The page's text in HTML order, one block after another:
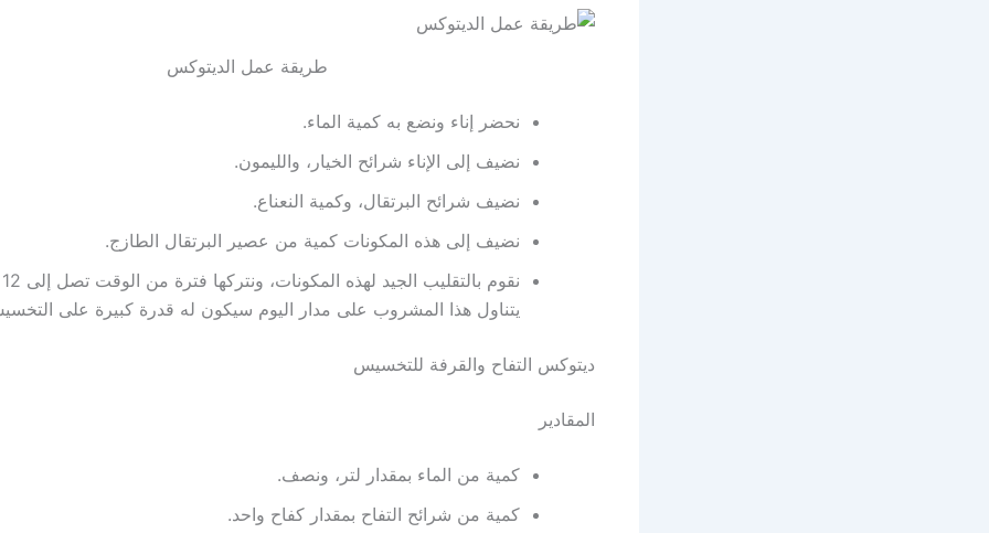
طريقة عمل الديتوكس
نحضر إناء ونضع به كمية الماء.
نضيف إلى الإناء شرائح الخيار، والليمون.
نضيف شرائح البرتقال، وكمية النعناع.
نضيف إلى هذه المكونات كمية من عصير البرتقال الطازج.
يتناول هذا المشروب على مدار اليوم سيكون له قدرة كبيرة على
ديتوكس التفاح والقرفة للتخسيس
المقادير
كمية من الماء بمقدار لتر، ونصف.
كمية من شرائح التفاح بمقدار كفاح واحد.